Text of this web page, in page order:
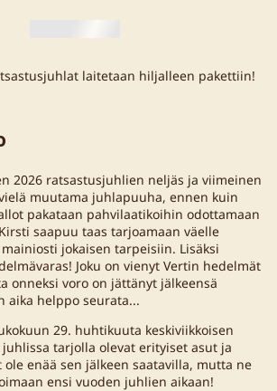
laitetaan hiljalleen pakettiin!
2026 ratsastusjuhlien neljäs ja viimeinen
muutama juhlapuuha, ennen kuin
pakataan pahvilaatikoihin odottamaan
saapuu taas tarjoamaan väelle
jokaisen tarpeisiin. Lisäksi
Joku on vienyt Vertin hedelmät
onneksi voro on jättänyt jälkeensä
aika helppo seurata...
29. huhtikuuta keskiviikkoisen
tarjolla olevat erityiset asut ja
enää sen jälkeen saatavilla, mutta ne
ensi vuoden juhlien aikaan!